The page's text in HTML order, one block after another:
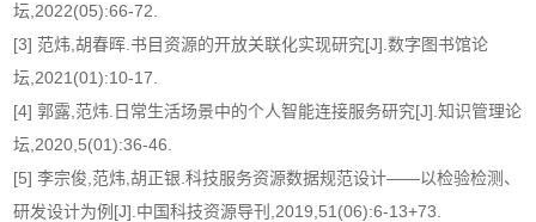
坛,2022(05):66-72.
[3] 范炜,胡春晖.书目资源的开放关联化实现研究[J].数字图书馆论
坛,2021(01):10-17.
[4] 郭露,范炜.日常生活场景中的个人智能连接服务研究[J].知识管理论
坛,2020,5(01):36-46.
[5] 李宗俊,范炜,胡正银.科技服务资源数据规范设计——以检验检测、
研发设计为例[J].中国科技资源导刊,2019,51(06):6-13+73.